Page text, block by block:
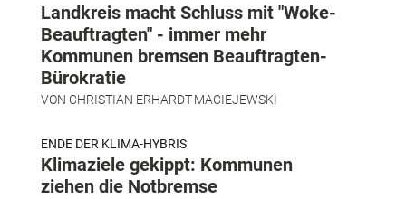
Landkreis macht Schluss mit "Woke-
Beauftragten" - immer mehr
Kommunen bremsen Beauftragten-
Bürokratie
VON CHRISTIAN ERHARDT-MACIEJEWSKI
ENDE DER KLIMA-HYBRIS
Klimaziele gekippt: Kommunen
ziehen die Notbremse